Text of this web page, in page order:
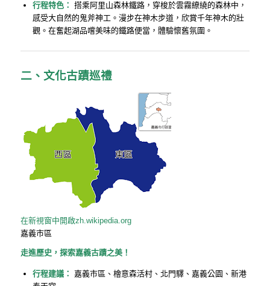
行程特色： 搭乘阿里山森林鐵路，穿梭於雲霧繚繞的森林中，
感受大自然的鬼斧神工。漫步在神木步道，欣賞千年神木的壯
觀。在奮起湖品嚐美味的鐵路便當，體驗懷舊氛圍。
二、文化古蹟巡禮
在新視窗中開啟zh.wikipedia.org
嘉義市區
走進歷史，探索嘉義古蹟之美！
行程建議： 嘉義市區、檜意森活村、北門驛、嘉義公園、新港